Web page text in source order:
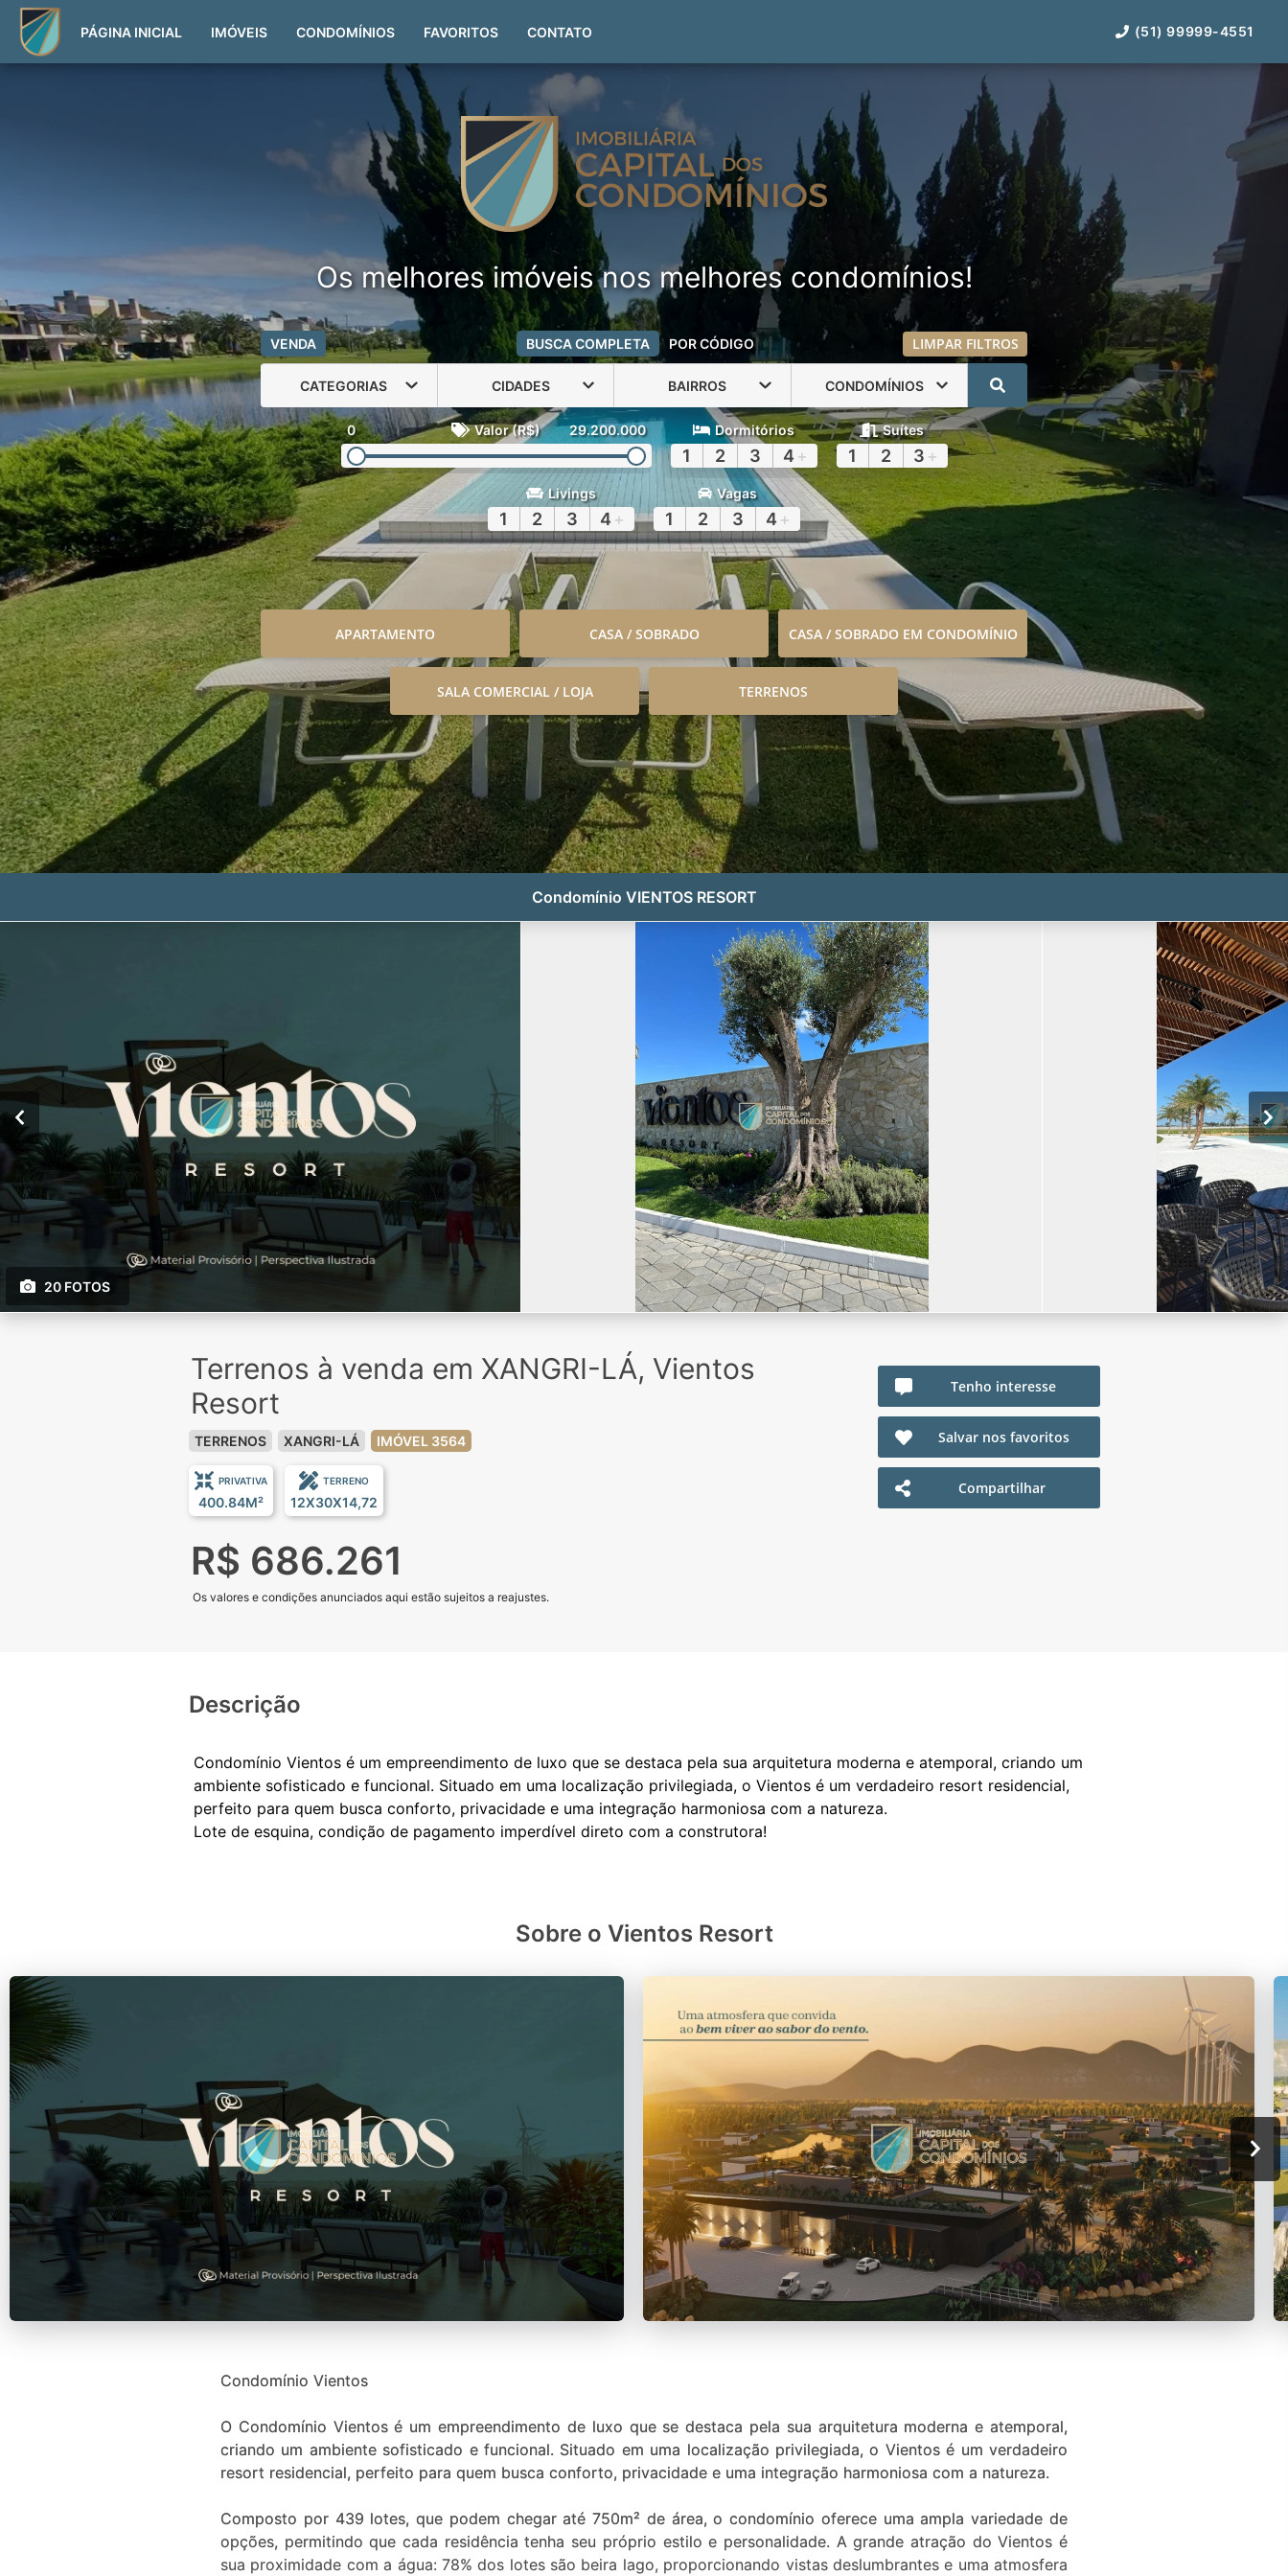
PÁGINA INICIAL IMÓVEIS CONDOMÍNIOS FAVORITOS CONTATO (51) 99999-4551
Os melhores imóveis nos melhores condomínios!
VENDA BUSCA COMPLETA POR CÓDIGO LIMPAR FILTROS
CATEGORIAS CIDADES BAIRROS CONDOMÍNIOS
0 Valor (R$) 29.200.000 Dormitórios
1 2 3 4 +
Suítes
1 2 3 +
Livings
1 2 3 4 +
Vagas
1 2 3 4 +
APARTAMENTO CASA / SOBRADO CASA / SOBRADO EM CONDOMÍNIO
SALA COMERCIAL / LOJA TERRENOS
Condomínio VIENTOS RESORT
20 FOTOS
Terrenos à venda em XANGRI-LÁ, Vientos
Resort
TERRENOS XANGRI-LÁ IMÓVEL 3564
PRIVATIVA
400.84M²
TERRENO
12X30X14,72
R$ 686.261
Os valores e condições anunciados aqui estão sujeitos a reajustes.
Tenho interesse
Salvar nos favoritos
Compartilhar
Descrição
Condomínio Vientos é um empreendimento de luxo que se destaca pela sua arquitetura moderna e atemporal, criando um
ambiente sofisticado e funcional. Situado em uma localização privilegiada, o Vientos é um verdadeiro resort residencial,
perfeito para quem busca conforto, privacidade e uma integração harmoniosa com a natureza.
Sobre o Vientos Resort
Condomínio Vientos
O Condomínio Vientos é um empreendimento de luxo que se destaca pela sua arquitetura moderna e atemporal,
criando um ambiente sofisticado e funcional. Situado em uma localização privilegiada, o Vientos é um verdadeiro
resort residencial, perfeito para quem busca conforto, privacidade e uma integração harmoniosa com a natureza.
Composto por 439 lotes, que podem chegar até 750m² de área, o condomínio oferece uma ampla variedade de
opções, permitindo que cada residência tenha seu próprio estilo e personalidade. A grande atração do Vientos é
sua proximidade com a água: 78% dos lotes são beira lago, proporcionando vistas deslumbrantes e uma atmosfera